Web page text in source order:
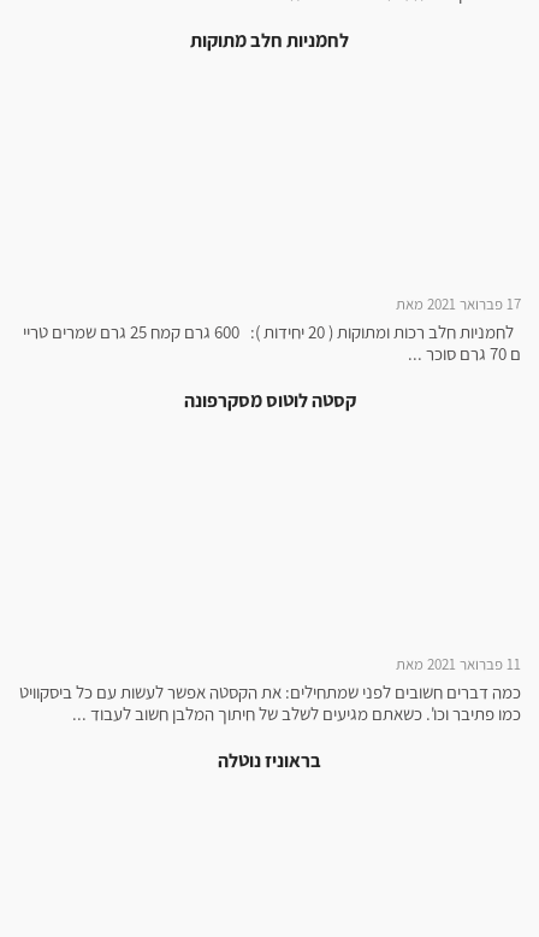
לחמניות חלב מתוקות
17 פברואר 2021 מאת
לחמניות חלב רכות ומתוקות ( 20 יחידות ): 600 גרם קמח 25 גרם שמרים טריי
ם 70 גרם סוכר ...
קסטה לוטוס מסקרפונה
11 פברואר 2021 מאת
כמה דברים חשובים לפני שמתחילים: את הקסטה אפשר לעשות עם כל ביסקוויט
כמו פתיבר וכו'. כשאתם מגיעים לשלב של חיתוך המלבן חשוב לעבוד ...
בראוניז נוטלה